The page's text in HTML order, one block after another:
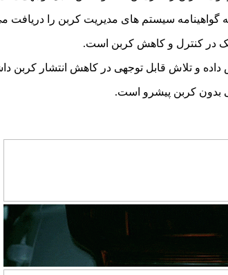
سیستم های مدیریت کربن را دریافت
جک در کنترل ‌و کاهش کربن است.